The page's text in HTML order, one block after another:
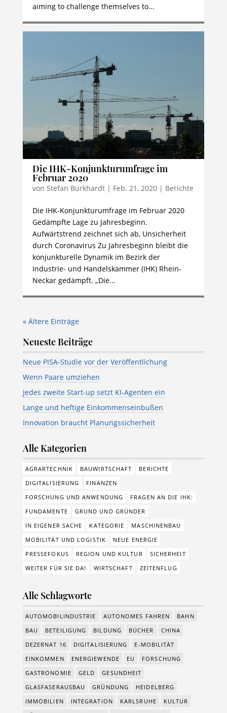
aiming to challenge themselves to...
Die IHK-Konjunkturumfrage im
Februar 2020
von Stefan Burkhardt| Feb. 21, 2020| Berichte
Die IHK-Konjunkturumfrage im Februar 2020
Gedämpfte Lage zu Jahresbeginn.
Aufwärtstrend zeichnet sich ab, Unsicherheit
durch Coronavirus Zu Jahresbeginn bleibt die
konjunkturelle Dynamik im Bezirk der
Industrie- und Handelskammer (IHK) Rhein-
Neckar gedämpft. „Die...
« Ältere Einträge
Neueste Beiträge
Neue PISA-Studie vor der Veröffentlichung
Wenn Paare umziehen
Jedes zweite Start-up setzt KI-Agenten ein
Lange und heftige Einkommenseinbußen
Innovation braucht Planungssicherheit
Alle Kategorien
AGRARTECHNIK BAUWIRTSCHAFT
BERICHTE
DIGITALISIERUNG
FINANZEN
FORSCHUNG UND ANWENDUNG
FRAGEN AN DIE IHK:
FUNDAMENTE
GRUND UND GRÜNDER
IN EIGENER SACHE
KATEGORIE
MASCHINENBAU
MOBILITÄT UND LOGISTIK
NEUE ENERGIE
PRESSEFOKUS
REGION UND KULTUR
SICHERHEIT
WEITER FÜR SIE DA!
WIRTSCHAFT ZEITENFLUG
Alle Schlagworte
AUTOMOBILINDUSTRIE AUTONOMES FAHREN
BAHN
BAU
BETEILIGUNG BILDUNG BÜCHER
CHINA
DEZERNAT 16
DIGITALISIERUNG
E-MOBILITÄT
EINKOMMEN
ENERGIEWENDE EU
FORSCHUNG
GASTRONOMIE
GELD
GESUNDHEIT
GLASFASERAUSBAU
GRÜNDUNG
HEIDELBERG
IMMOBILIEN
INTEGRATION KARLSRUHE
KULTUR